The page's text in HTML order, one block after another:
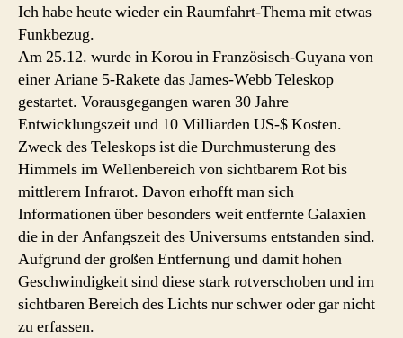
Ich habe heute wieder ein Raumfahrt-Thema mit etwas
Funkbezug.
Am 25.12. wurde in Korou in Französisch-Guyana von
einer Ariane 5-Rakete das James-Webb Teleskop
gestartet. Vorausgegangen waren 30 Jahre
Entwicklungszeit und 10 Milliarden US-$ Kosten.
Zweck des Teleskops ist die Durchmusterung des
Himmels im Wellenbereich von sichtbarem Rot bis
mittlerem Infrarot. Davon erhofft man sich
Informationen über besonders weit entfernte Galaxien
die in der Anfangszeit des Universums entstanden sind.
Aufgrund der großen Entfernung und damit hohen
Geschwindigkeit sind diese stark rotverschoben und im
sichtbaren Bereich des Lichts nur schwer oder gar nicht
zu erfassen.